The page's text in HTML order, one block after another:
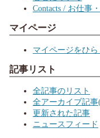
Contacts / お仕事
マイページ
マイページをひら
記事リスト
全記事のリスト
全アーカイブ記事
更新された記事
ニュースフィード